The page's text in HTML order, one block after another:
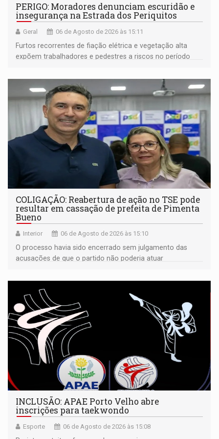
PERIGO: Moradores denunciam escuridão e
insegurança na Estrada dos Periquitos
Geral 06 de Agosto de 2026 às 15:11
Furtos recorrentes de fiação elétrica e vegetação alta
expõem trabalhadores e pedestres a riscos no período
COLIGAÇÃO: Reabertura de ação no TSE pode
resultar em cassação de prefeita de Pimenta
Bueno
Interior 06 de Agosto de 2026 às 15:10
O processo havia sido encerrado sem julgamento das
acusações de que o partido não poderia atuar
INCLUSÃO: APAE Porto Velho abre
inscrições para taekwondo
Esporte 06 de Agosto de 2026 às 15:08